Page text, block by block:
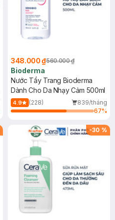
348.000 ₫560.000 ₫
Bioderma
Nước Tẩy Trang Bioderma
Dành Cho Da Nhạy Cảm 500ml
4.9 (228)
839/tháng
67%
-30 %